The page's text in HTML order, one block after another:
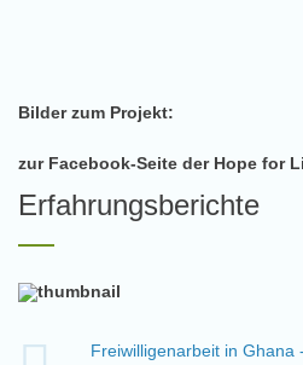
Bilder zum Projekt:
zur Facebook-Seite der Hope for
Erfahrungsberichte
Freiwilligenarbeit in